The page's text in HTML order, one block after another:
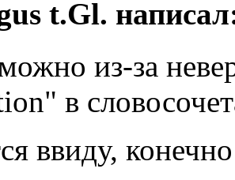
t.Gl.
из-за
в
ввиду,